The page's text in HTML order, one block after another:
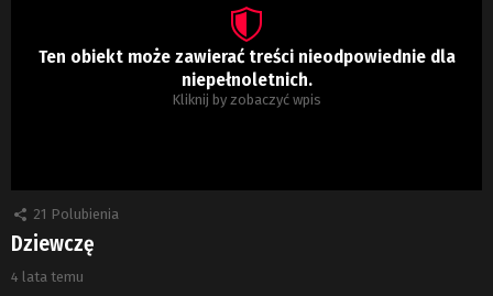
Ten obiekt może zawierać treści nieodpowiednie dla
niepełnoletnich.
Kliknij by zobaczyć wpis
21 Polubienia
Dziewczę
4 lata temu